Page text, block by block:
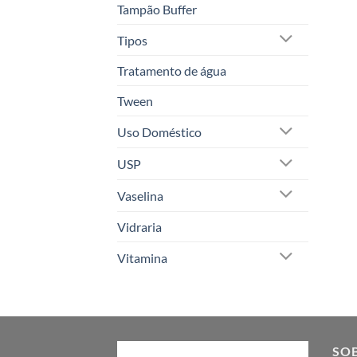
Tampão Buffer
Tipos
Tratamento de água
Tween
Uso Doméstico
USP
Vaselina
Vidraria
Vitamina